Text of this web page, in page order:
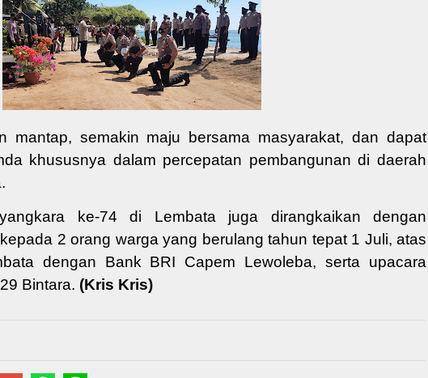
mantap, semakin maju bersama masyarakat, dan dapat
khususnya dalam percepatan pembangunan di daerah
ke-74 di Lembata juga dirangkaikan dengan
2 orang warga yang berulang tahun tepat 1 Juli, atas
dengan Bank BRI Capem Lewoleba, serta upacara
Bintara. (Kris Kris)